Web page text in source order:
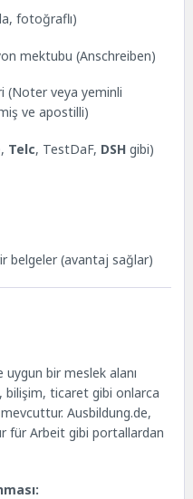
Bilgiler
Araştırın
Süreci
ve İş Olanakları
fotoğraflı)
mektubu (Anschreiben)
(Noter veya yeminli
ve apostilli)
Telc, TestDaF, DSH gibi)
belgeler (avantaj sağlar)
bir meslek alanı
bilişim, ticaret gibi onlarca
Ausbildung.de,
für Arbeit gibi portallardan